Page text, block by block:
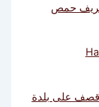
بريف حمص
قصف على بلدة